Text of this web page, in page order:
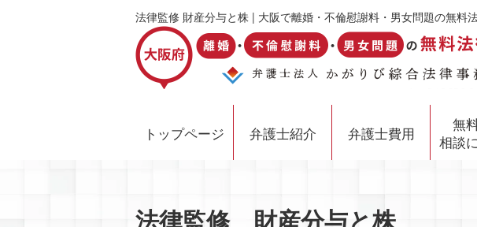
法律監修 財産分与と株 | 大阪で離婚・不倫慰謝料・男女問題の無料
トップページ 弁護士紹介 弁護士費用
無
相談
法律監修 財産分与と株